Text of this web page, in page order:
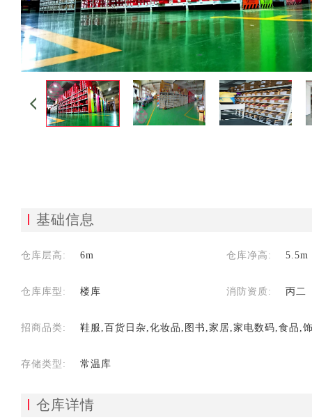
基础信息
仓库层高: 6m 仓库净高: 5.5m
仓库库型: 楼库 消防资质: 丙二
招商品类: 鞋服,百货日杂,化妆品,图书,家居,家电数码,食品,
存储类型: 常温库
仓库详情